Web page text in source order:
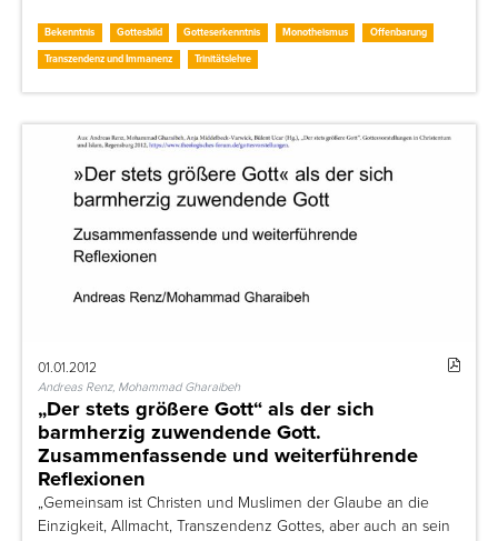
Bekenntnis Gottesbild Gotteserkenntnis Monotheismus
Offenbarung
Transzendenz und Immanenz
Trinitätslehre
01.01.2012
Andreas Renz, Mohammad Gharaibeh
„Der stets größere Gott“ als der sich
barmherzig zuwendende Gott.
Zusammenfassende und weiterführende
Reflexionen
„Gemeinsam ist Christen und Muslimen der Glaube an die
Einzigkeit, Allmacht, Transzendenz Gottes, aber auch an sein